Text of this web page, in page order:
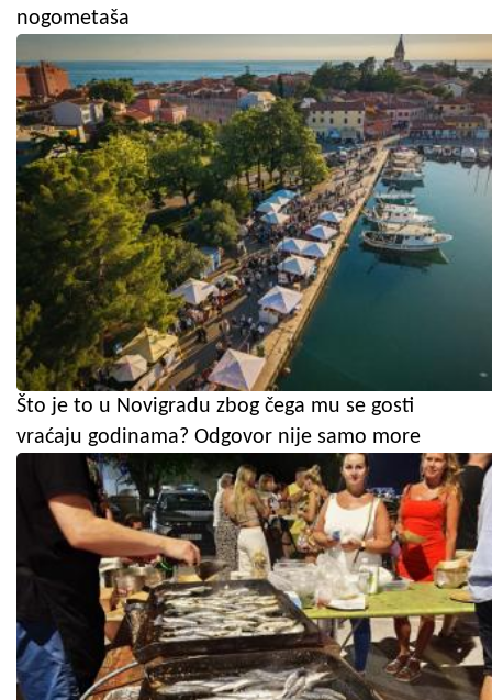
nogometaša
Što je to u Novigradu zbog čega mu se gosti
vraćaju godinama? Odgovor nije samo more